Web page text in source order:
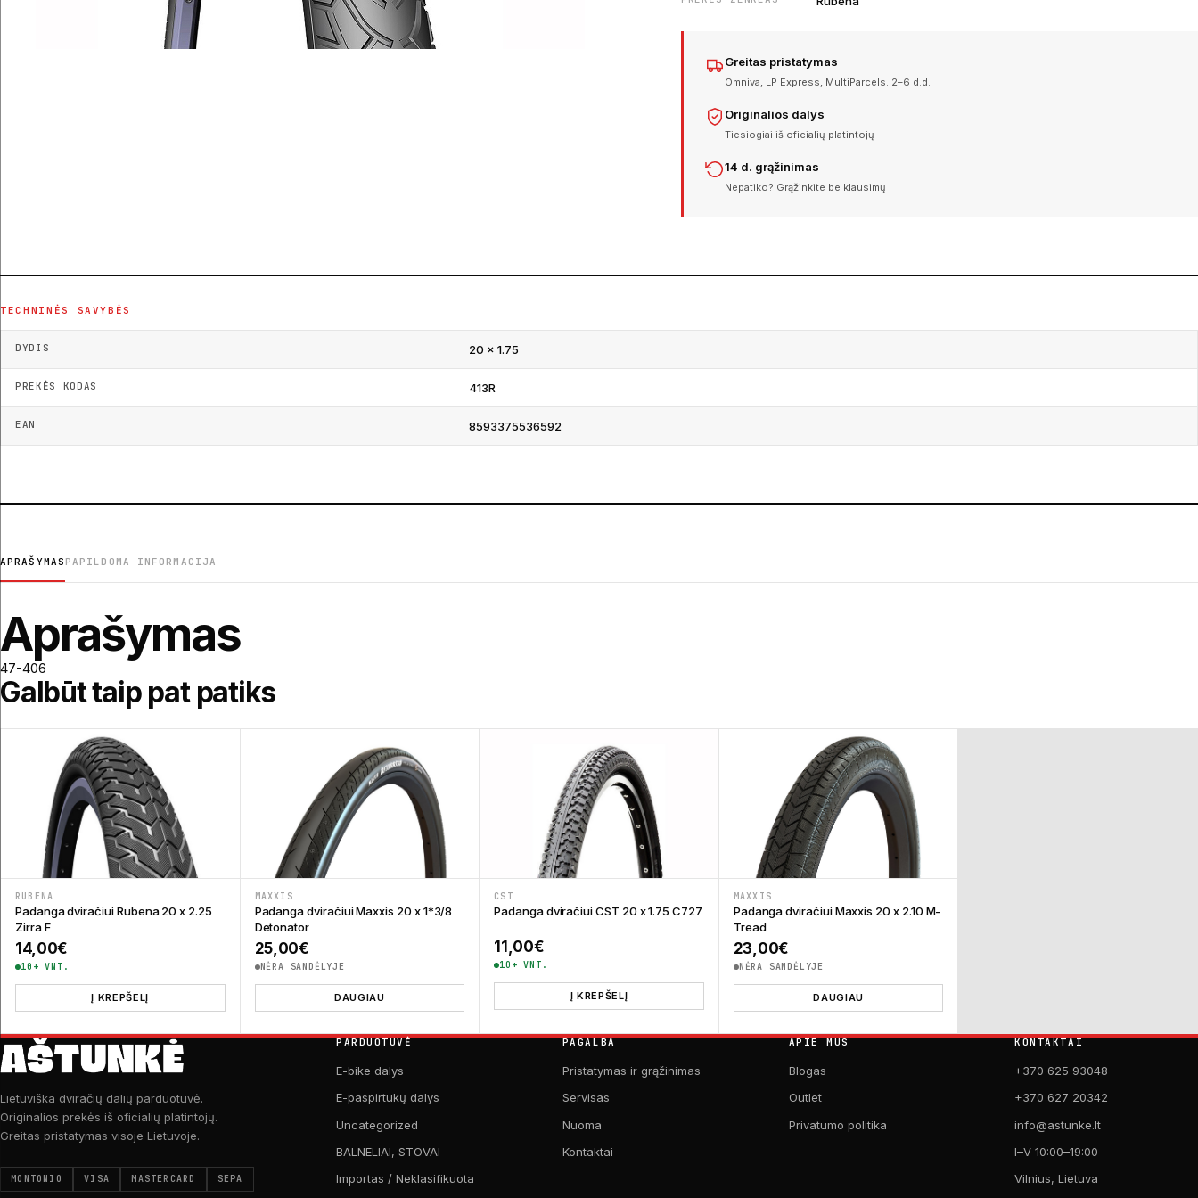
Greitas pristatymas
Omniva, LP Express, MultiParcels. 2–6 d.d.
Originalios dalys
Tiesiogiai iš oficialių platintojų
14 d. grąžinimas
Nepatiko? Grąžinkite be klausimų
TECHNINĖS SAVYBĖS
DYDIS 20 × 1.75
PREKĖS KODAS 413R
EAN 8593375536592
APRAŠYMAS PAPILDOMA INFORMACIJA
Aprašymas
47-406
Galbūt taip pat patiks
RUBENA
Padanga dviračiui Rubena 20 x 2.25
Zirra F
14,00€
10+ VNT.
Į KREPŠELĮ
MAXXIS
Padanga dviračiui Maxxis 20 x 1*3/8
Detonator
25,00€
NĖRA SANDĖLYJE
DAUGIAU
CST
Padanga dviračiui CST 20 x 1.75 C727
11,00€
10+ VNT.
Į KREPŠELĮ
MAXXIS
Padanga dviračiui Maxxis 20 x 2.10 M-
Tread
23,00€
NĖRA SANDĖLYJE
DAUGIAU
Lietuviška dviračių dalių parduotuvė.
Originalios prekės iš oficialių platintojų.
Greitas pristatymas visoje Lietuvoje.
MONTONIO VISA MASTERCARD SEPA
PARDUOTUVĖ
E-bike dalys
E-paspirtukų dalys
Uncategorized
BALNELIAI, STOVAI
Importas / Neklasifikuota
PAGALBA
Pristatymas ir grąžinimas
Servisas
Nuoma
Kontaktai
APIE MUS
Blogas
Outlet
Privatumo politika
KONTAKTAI
+370 625 93048
+370 627 20342
info@astunke.lt
I–V 10:00–19:00
Vilnius, Lietuva